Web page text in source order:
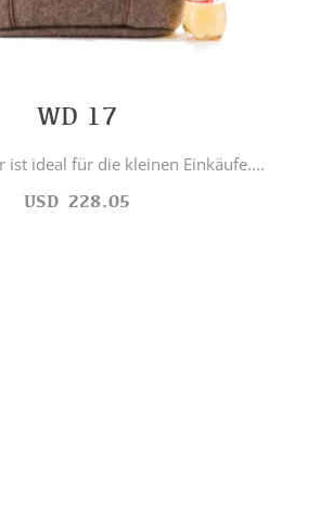
WD 17
ist ideal für die kleinen Einkäufe....
USD 228.05